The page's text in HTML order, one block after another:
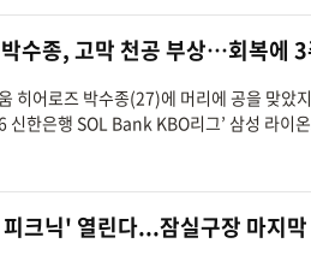
수종, 고막 천공 부상…회복에
히어로즈 박수종(27)에 머리에 공을 맞았
신한은행 SOL Bank KBO리그’ 삼성 라이
크닉' 열린다...잠실구장 마지